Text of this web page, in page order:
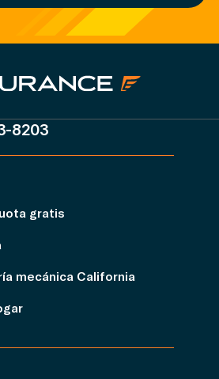
8203
gratis
mecánica California